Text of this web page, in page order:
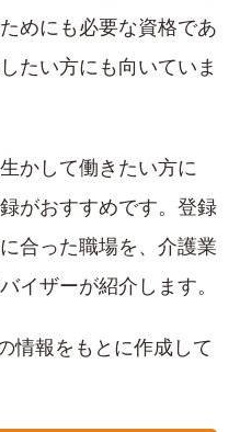
めにも必要な資格であ
たい方にも向いていま
かして働きたい方に
がおすすめです。登録
合った職場を、介護業
イザーが紹介します。
情報をもとに作成して